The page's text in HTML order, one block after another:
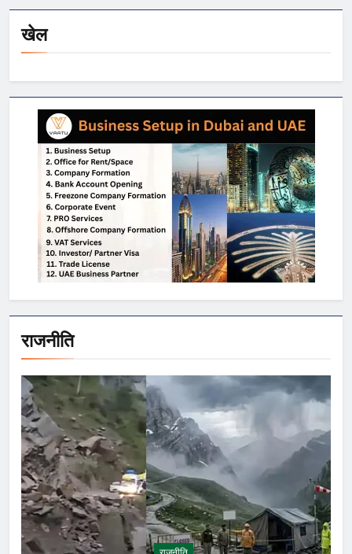
खेल
राजनीति